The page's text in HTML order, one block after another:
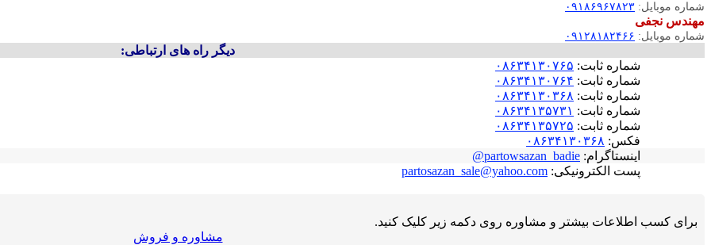
شماره موبایل: ۰۹۱۸۶۹۶۷۸۲۳
مهندس نجفی
شماره موبایل: ۰۹۱۲۸۱۸۲۴۶۶
دیگر راه های ارتباطی:
شماره ثابت: ۰۸۶۳۴۱۳۰۷۶۵
شماره ثابت: ۰۸۶۳۴۱۳۰۷۶۴
شماره ثابت: ۰۸۶۳۴۱۳۰۳۶۸
شماره ثابت: ۰۸۶۳۴۱۳۵۷۳۱
شماره ثابت: ۰۸۶۳۴۱۳۵۷۲۵
فکس: ۰۸۶۳۴۱۳۰۳۶۸
اینستاگرام: partowsazan_badie@
پست الکترونیکی: partosazan_sale@yahoo.com
برای کسب اطلاعات بیشتر و مشاوره روی دکمه زیر کلیک کنید.
مشاوره و فروش